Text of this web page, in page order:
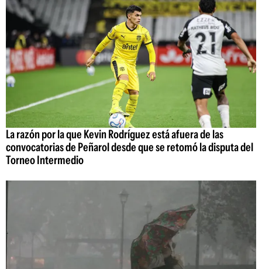
La razón por la que Kevin Rodríguez está afuera de las
convocatorias de Peñarol desde que se retomó la disputa del
Torneo Intermedio